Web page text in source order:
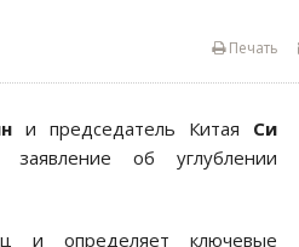
Печать
и председатель Китая Си
об углублении
и определяет ключевые